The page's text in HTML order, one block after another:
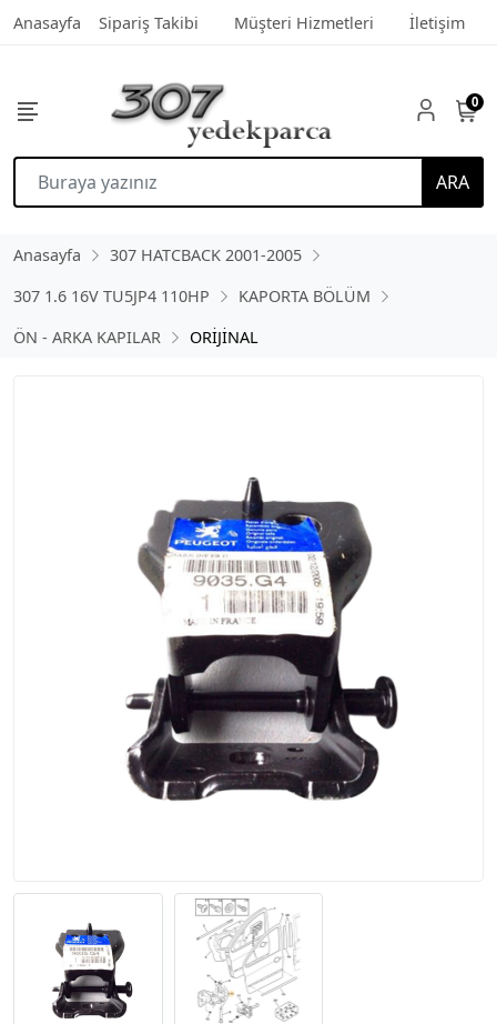
Anasayfa Sipariş Takibi Müşteri Hizmetleri İletişim
ARA
0
Anasayfa
307 HATCBACK 2001-2005
307 1.6 16V TU5JP4 110HP
KAPORTA BÖLÜM
ÖN - ARKA KAPILAR
ORİJİNAL